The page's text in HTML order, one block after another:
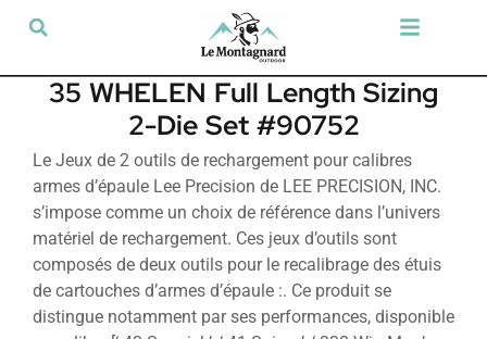
35 WHELEN Full Length Sizing
2-Die Set #90752
Le Jeux de 2 outils de rechargement pour calibres
armes d’épaule Lee Precision de LEE PRECISION, INC.
s’impose comme un choix de référence dans l’univers
matériel de rechargement. Ces jeux d’outils sont
composés de deux outils pour le recalibrage des étuis
de cartouches d’armes d’épaule :. Ce produit se
distingue notamment par ses performances, disponible